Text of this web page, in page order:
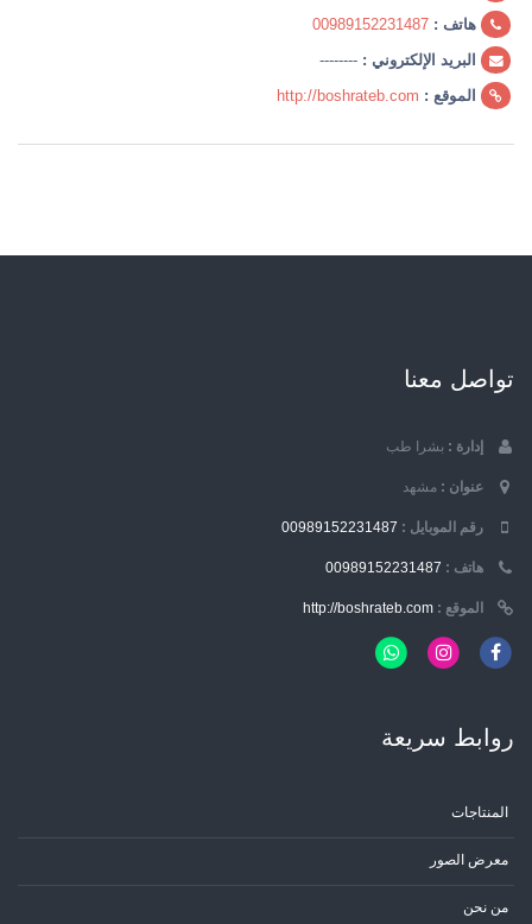
هاتف : 00989152231487
البريد الإلكتروني : --------
الموقع : http://boshrateb.com
تواصل معنا
إدارة : بشرا طب
عنوان : مشهد
رقم الموبایل : 00989152231487
هاتف : 00989152231487
الموقع : http://boshrateb.com
روابط سریعة
المنتاجات
معرض الصور
من نحن